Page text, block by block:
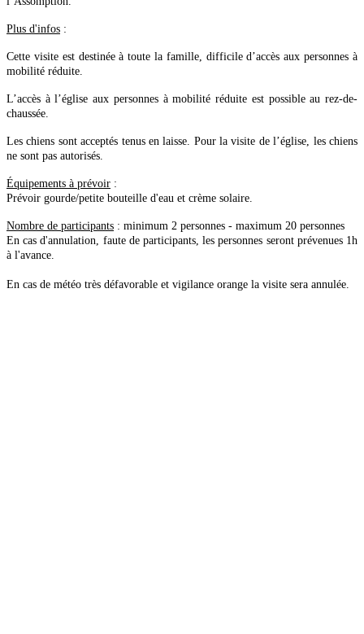
Plus d'infos :
Cette visite est destinée à toute la famille, difficile d’accès aux personnes à
mobilité réduite.
L’accès à l’église aux personnes à mobilité réduite est possible au rez-de-
chaussée.
Les chiens sont acceptés tenus en laisse. Pour la visite de l’église, les chiens
ne sont pas autorisés.
Équipements à prévoir :
Prévoir gourde/petite bouteille d'eau et crème solaire.
Nombre de participants : minimum 2 personnes - maximum 20 personnes
En cas d'annulation, faute de participants, les personnes seront prévenues 1h
à l'avance.
En cas de météo très défavorable et vigilance orange la visite sera annulée.